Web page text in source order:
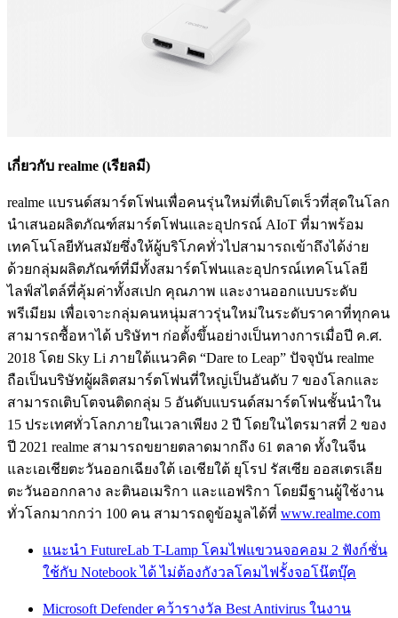
เกี่ยวกับ realme (เรียลมี)
realme แบรนด์สมาร์ตโฟนเพื่อคนรุ่นใหม่ที่เติบโตเร็วที่สุดในโลก
นำเสนอผลิตภัณฑ์สมาร์ตโฟนและอุปกรณ์ AIoT ที่มาพร้อม
เทคโนโลยีทันสมัยซึ่งให้ผู้บริโภคทั่วไปสามารถเข้าถึงได้ง่าย
ด้วยกลุ่มผลิตภัณฑ์ที่มีทั้งสมาร์ตโฟนและอุปกรณ์เทคโนโลยี
ไลฟ์สไตล์ที่คุ้มค่าทั้งสเปก คุณภาพ และงานออกแบบระดับ
พรีเมียม เพื่อเจาะกลุ่มคนหนุ่มสาวรุ่นใหม่ในระดับราคาที่ทุกคน
สามารถซื้อหาได้ บริษัทฯ ก่อตั้งขึ้นอย่างเป็นทางการเมื่อปี ค.ศ.
2018 โดย Sky Li ภายใต้แนวคิด “Dare to Leap” ปัจจุบัน realme
ถือเป็นบริษัทผู้ผลิตสมาร์ตโฟนที่ใหญ่เป็นอันดับ 7 ของโลกและ
สามารถเติบโตจนติดกลุ่ม 5 อันดับแบรนด์สมาร์ตโฟนชั้นนำใน
15 ประเทศทั่วโลกภายในเวลาเพียง 2 ปี โดยในไตรมาสที่ 2 ของ
ปี 2021 realme สามารถขยายตลาดมากถึง 61 ตลาด ทั้งในจีน
และเอเชียตะวันออกเฉียงใต้ เอเชียใต้ ยุโรป รัสเซีย ออสเตรเลีย
ตะวันออกกลาง ละตินอเมริกา และแอฟริกา โดยมีฐานผู้ใช้งาน
ทั่วโลกมากกว่า 100 คน สามารถดูข้อมูลได้ที่ www.realme.com
แนะนำ FutureLab T-Lamp โคมไฟแขวนจอคอม 2 ฟังก์ชั่น
ใช้กับ Notebook ได้ ไม่ต้องกังวลโคมไฟรั้งจอโน๊ตบุ๊ค
Microsoft Defender คว้ารางวัล Best Antivirus ในงาน